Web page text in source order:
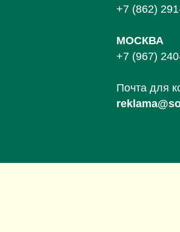
+7 (862)
МОСКВА
+7 (967)
Почта для